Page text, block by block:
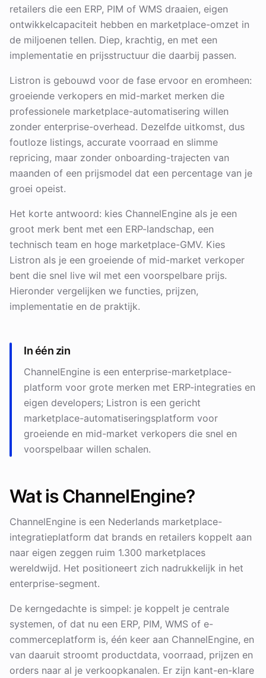
retailers die een ERP, PIM of WMS draaien, eigen
ontwikkelcapaciteit hebben en marketplace-omzet in
de miljoenen tellen. Diep, krachtig, en met een
implementatie en prijsstructuur die daarbij passen.
Listron is gebouwd voor de fase ervoor en eromheen:
groeiende verkopers en mid-market merken die
professionele marketplace-automatisering willen
zonder enterprise-overhead. Dezelfde uitkomst, dus
foutloze listings, accurate voorraad en slimme
repricing, maar zonder onboarding-trajecten van
maanden of een prijsmodel dat een percentage van je
groei opeist.
Het korte antwoord: kies ChannelEngine als je een
groot merk bent met een ERP-landschap, een
technisch team en hoge marketplace-GMV. Kies
Listron als je een groeiende of mid-market verkoper
bent die snel live wil met een voorspelbare prijs.
Hieronder vergelijken we functies, prijzen,
implementatie en de praktijk.
In één zin
ChannelEngine is een enterprise-marketplace-
platform voor grote merken met ERP-integraties en
eigen developers; Listron is een gericht
marketplace-automatiseringsplatform voor
groeiende en mid-market verkopers die snel en
voorspelbaar willen schalen.
Wat is ChannelEngine?
ChannelEngine is een Nederlands marketplace-
integratieplatform dat brands en retailers koppelt aan
naar eigen zeggen ruim 1.300 marketplaces
wereldwijd. Het positioneert zich nadrukkelijk in het
enterprise-segment.
De kerngedachte is simpel: je koppelt je centrale
systemen, of dat nu een ERP, PIM, WMS of e-
commerceplatform is, één keer aan ChannelEngine, en
van daaruit stroomt productdata, voorraad, prijzen en
orders naar al je verkoopkanalen. Er zijn kant-en-klare